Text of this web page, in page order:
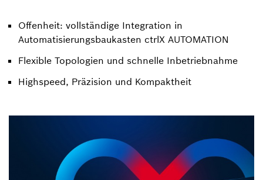
Offenheit: vollständige Integration in
Automatisierungsbaukasten ctrlX AUTOMATION
Flexible Topologien und schnelle Inbetriebnahme
Highspeed, Präzision und Kompaktheit